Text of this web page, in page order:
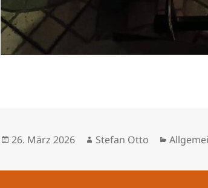
Veröffentlicht
26. März 2026 Autor
Stefan Otto